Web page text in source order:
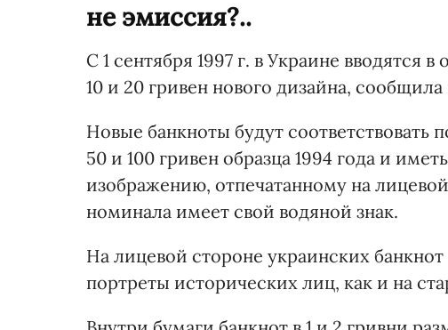
не эмиссия?..
С 1 сентября 1997 г. в Украине вводятся
10 и 20 гривен нового дизайна,
Новые банкноты будут соответствовать
50 и 100 гривен образца 1994 года и
изображению, отпечатанному на
номинала имеет свой водяной знак.
На лицевой стороне украинских
портреты исторических лиц, как и на